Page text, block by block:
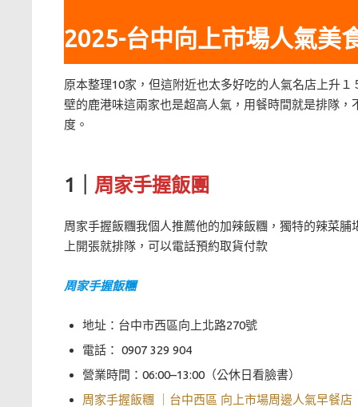
2025-台中向上市場人氣美
原本整理10家，但這附近也太多好吃的人氣名店上升
壁的鹿港味這兩家也是超高人氣，用餐時間就是排隊
度。
1｜ 周家手握飯團
周家手握飯糰我個人推薦他的加辣飯糰，獨特的辣菜
上開張就排隊，可以電話預約取貨付款
周家手握飯糰
地址：台中市西區向上北路270號
電話： 0907 329 904
營業時間：06:00–13:00（公休日看臉書）
周家手握飯糰 ｜台中西區 向上市場周邊人氣早餐店